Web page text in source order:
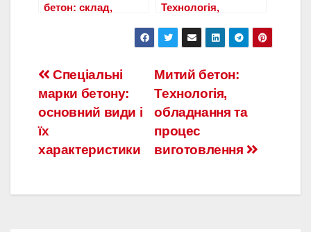
бетон: склад,
Технологія,
процес
виготовлення
Навигация
по
записям
Митий бетон:
Технологія,
обладнання та
процес
виготовлення
Спеціальні
марки бетону:
основний види і
їх
характеристики